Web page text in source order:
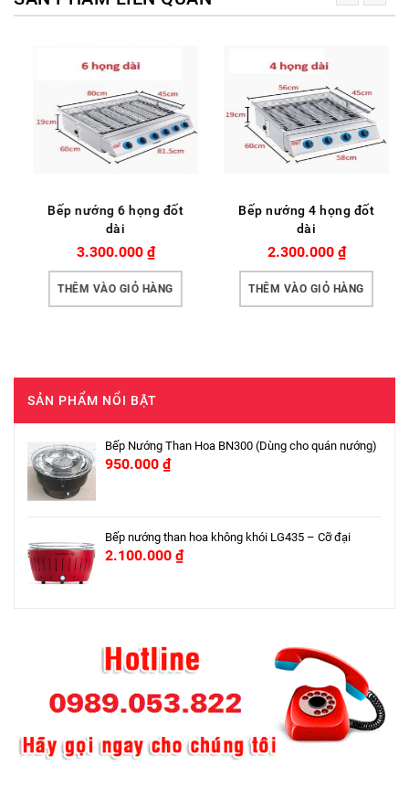
Bếp nướng 6 họng đốt
dài
3.300.000₫
THÊM VÀO GIỎ HÀNG
Bếp nướng 4 họng đốt
dài
2.300.000₫
THÊM VÀO GIỎ HÀNG
SẢN PHẨM NỔI BẬT
Bếp Nướng Than Hoa BN300 (Dùng cho quán nướng)
950.000 ₫
Bếp nướng than hoa không khói LG435 – Cỡ đại
2.100.000 ₫